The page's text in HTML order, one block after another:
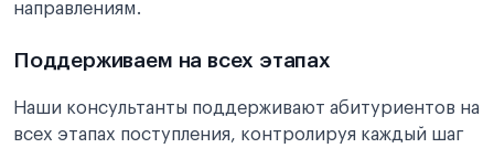
направлениям.
Поддерживаем на всех этапах
Наши консультанты поддерживают абитуриентов на
всех этапах поступления, контролируя каждый шаг